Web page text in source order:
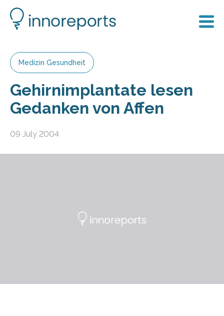
Medizin Gesundheit
Gehirnimplantate lesen
Gedanken von Affen
09 July 2004